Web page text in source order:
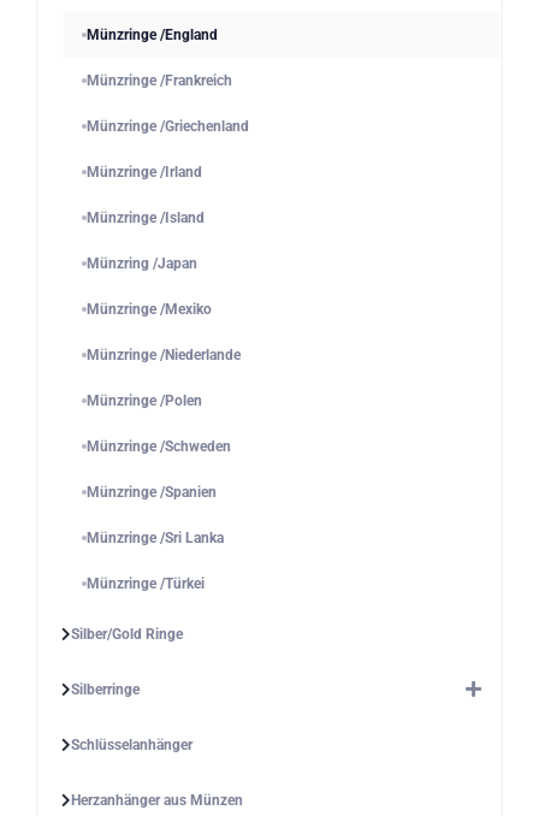
Münzringe /England
Münzringe /Frankreich
Münzringe /Griechenland
Münzringe /Irland
Münzringe /Island
Münzring /Japan
Münzringe /Mexiko
Münzringe /Niederlande
Münzringe /Polen
Münzringe /Schweden
Münzringe /Spanien
Münzringe /Sri Lanka
Münzringe /Türkei
Silber/Gold Ringe
Silberringe
Schlüsselanhänger
Herzanhänger aus Münzen